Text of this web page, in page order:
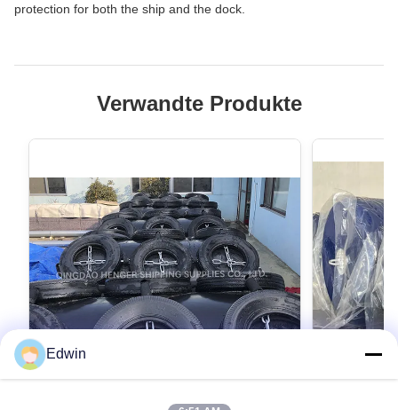
protection for both the ship and the dock.
Verwandte Produkte
Edwin